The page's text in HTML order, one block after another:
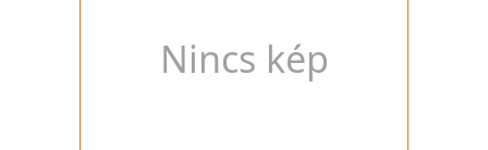
Nincs kép